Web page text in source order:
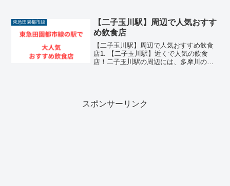
心に、非常に魅力的な飲食店が数多く集
まっています。東急田...
東急田園都市線
【二子玉川駅】周辺で人気おすす
め飲食店
【二子玉川駅】周辺で人気おすすめ飲食
店1. 【二子玉川駅】近くで人気の飲食
店！二子玉川駅の周辺には、多摩川の豊
スポンサーリンク